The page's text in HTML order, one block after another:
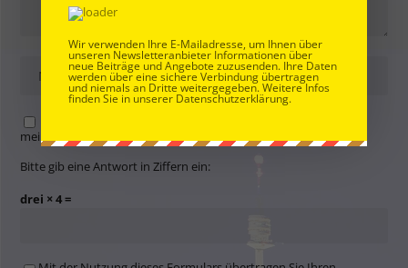
meinen nächsten Kommentar speichern.
Bitte gib eine Antwort in Ziffern ein:
drei × 4 =
Wir verwenden Ihre E-Mailadresse, um Ihnen über
unseren Newsletteranbieter Informationen über
neue Beiträge und Angebote zuzusenden. Ihre Daten
werden über eine sichere Verbindung übertragen
und niemals an Dritte weitergegeben. Weitere Infos
finden Sie in unserer Datenschutzerklärung.